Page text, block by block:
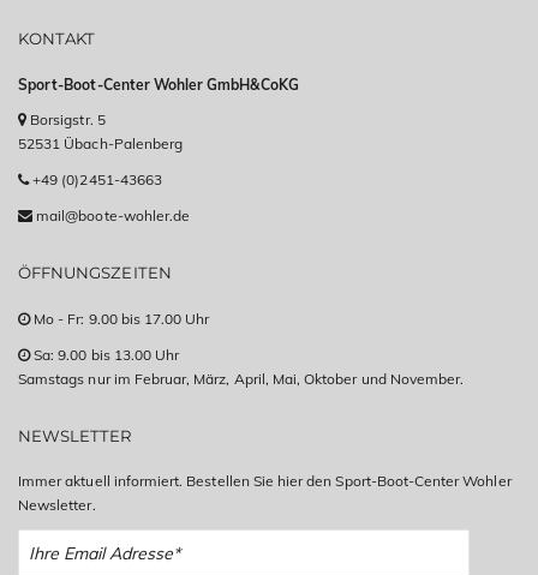
KONTAKT
Sport-Boot-Center Wohler GmbH&CoKG
Borsigstr. 5
52531 Übach-Palenberg
+49 (0)2451-43663
mail@boote-wohler.de
ÖFFNUNGSZEITEN
Mo - Fr: 9.00 bis 17.00 Uhr
Sa: 9.00 bis 13.00 Uhr
Samstags nur im Februar, März, April, Mai, Oktober und November.
NEWSLETTER
Immer aktuell informiert. Bestellen Sie hier den Sport-Boot-Center Wohler
Newsletter.